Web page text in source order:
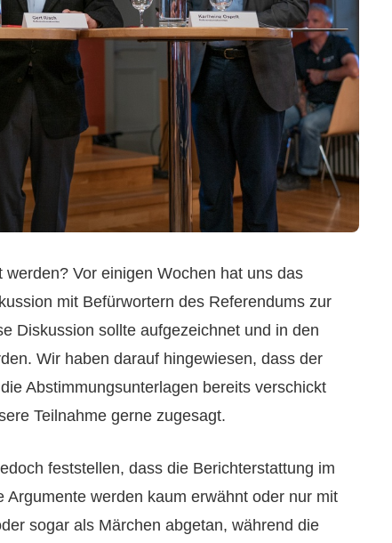
Vor einigen Wochen hat uns das
mit Befürwortern des Referendums zur
Diskussion sollte aufgezeichnet und in den
Wir haben darauf hingewiesen, dass der
Abstimmungsunterlagen bereits verschickt
Teilnahme gerne zugesagt.
feststellen, dass die Berichterstattung im
Argumente werden kaum erwähnt oder nur mit
sogar als Märchen abgetan, während die